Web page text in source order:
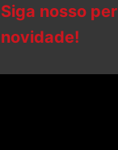
Siga nosso
novidade!